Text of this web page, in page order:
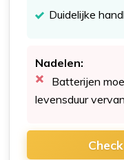
Duidelijke
Nadelen:
Batterijen
levensduur